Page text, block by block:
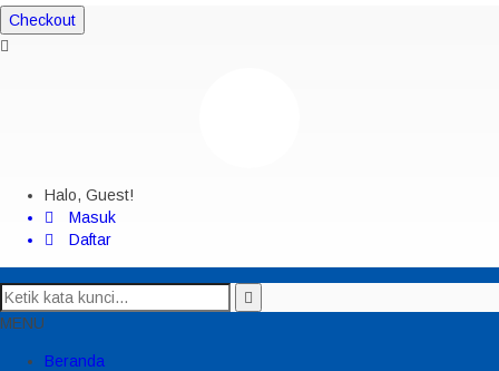
Checkout
Halo, Guest!
Masuk
Daftar
MENU
Beranda